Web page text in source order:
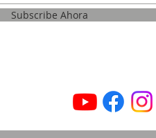
Subscribe Ahora